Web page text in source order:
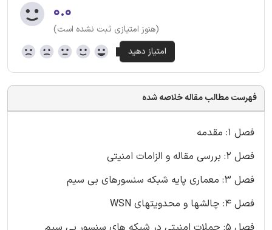
۰.۰
(هنوز امتیازی ثبت نشده است)
فهرست مطالب مقاله خلاصه شده
فصل 1: مقدمه
فصل 2: بررسی مقاله و الزامات امنیتی
فصل 3: معماری پایه شبکه سنسورهای بی سیم
فصل 4: چالشها و محدویتهای WSN